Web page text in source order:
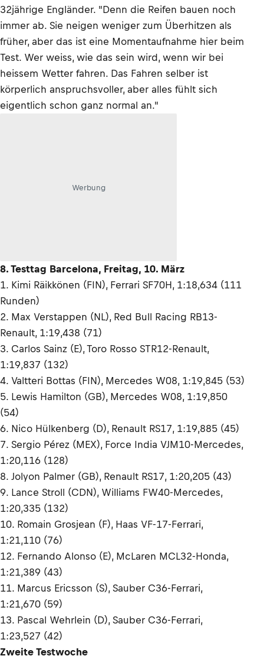
32jährige Engländer. "Denn die Reifen bauen noch
immer ab. Sie neigen weniger zum Überhitzen als
früher, aber das ist eine Momentaufnahme hier beim
Test. Wer weiss, wie das sein wird, wenn wir bei
heissem Wetter fahren. Das Fahren selber ist
körperlich anspruchsvoller, aber alles fühlt sich
eigentlich schon ganz normal an."
Werbung
8. Testtag Barcelona, Freitag, 10. März
1. Kimi Räikkönen (FIN), Ferrari SF70H, 1:18,634 (111
Runden)
2. Max Verstappen (NL), Red Bull Racing RB13-
Renault, 1:19,438 (71)
3. Carlos Sainz (E), Toro Rosso STR12-Renault,
1:19,837 (132)
4. Valtteri Bottas (FIN), Mercedes W08, 1:19,845 (53)
5. Lewis Hamilton (GB), Mercedes W08, 1:19,850
(54)
6. Nico Hülkenberg (D), Renault RS17, 1:19,885 (45)
7. Sergio Pérez (MEX), Force India VJM10-Mercedes,
1:20,116 (128)
8. Jolyon Palmer (GB), Renault RS17, 1:20,205 (43)
9. Lance Stroll (CDN), Williams FW40-Mercedes,
1:20,335 (132)
10. Romain Grosjean (F), Haas VF-17-Ferrari,
1:21,110 (76)
12. Fernando Alonso (E), McLaren MCL32-Honda,
1:21,389 (43)
11. Marcus Ericsson (S), Sauber C36-Ferrari,
1:21,670 (59)
13. Pascal Wehrlein (D), Sauber C36-Ferrari,
1:23,527 (42)
Zweite Testwoche